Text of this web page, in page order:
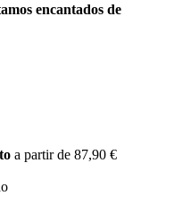
encantados de
a partir de 87,90 €